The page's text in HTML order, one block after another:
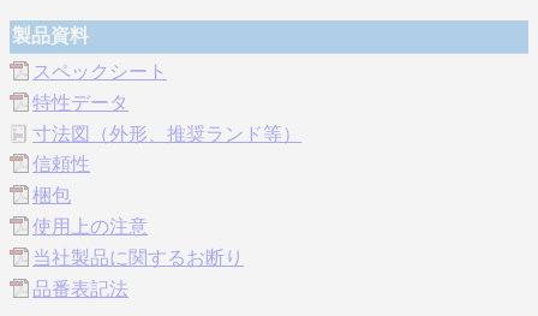
製品資料
スペックシート
特性データ
寸法図（外形、推奨ランド等）
信頼性
梱包
使用上の注意
当社製品に関するお断り
品番表記法